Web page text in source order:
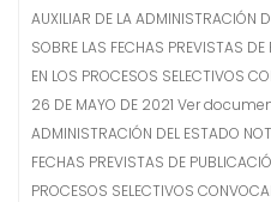
AUXILIAR DE LA ADMINISTRACIÓN
SOBRE LAS FECHAS PREVISTAS
EN LOS PROCESOS SELECTIVOS
26 DE MAYO DE 2021 Ver
ADMINISTRACIÓN DEL ESTADO
FECHAS PREVISTAS DE
PROCESOS SELECTIVOS